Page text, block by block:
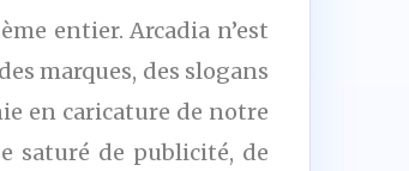
entier. Arcadia n’est
marques, des slogans
en caricature de notre
saturé de publicité, de